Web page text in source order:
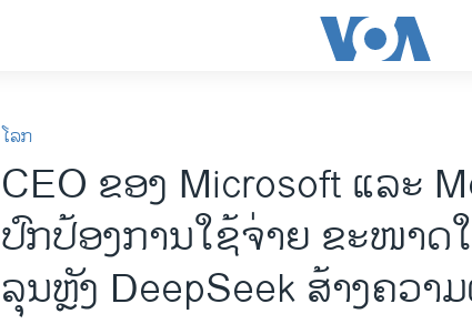
ໂລກ
CEO ຂອງ Microsoft ແລະ
ປົກປ້ອງການໃຊ້ຈ່າຍ ຂະໜາດ
ລຸນຫຼັງ DeepSeek ສ້າງຄວາ